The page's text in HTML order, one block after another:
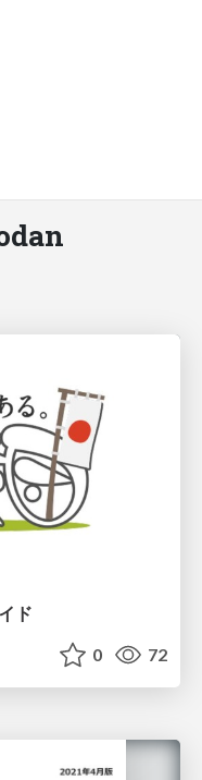
ド
0 72